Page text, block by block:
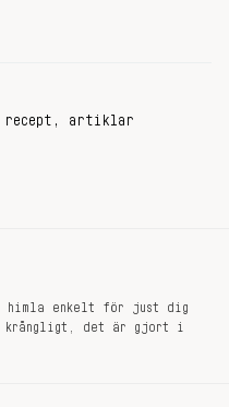
recept, artiklar
himla enkelt för just dig
krångligt, det är gjort i